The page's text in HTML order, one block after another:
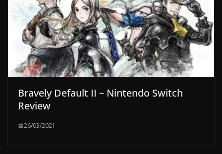
Bravely Default II – Nintendo Switch
Review
26/03/2021